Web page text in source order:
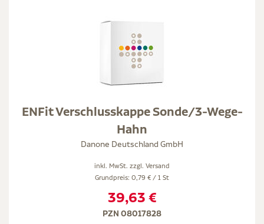
ENFit Verschlusskappe Sonde/3-Wege-
Hahn
Danone Deutschland GmbH
inkl. MwSt. zzgl. Versand
Grundpreis: 0,79 € / 1 St
39,63 €
PZN 08017828